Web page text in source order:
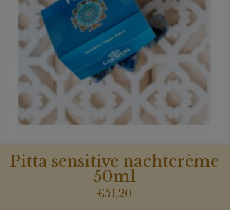
Pitta sensitive nachtcrème
50ml
€51,20